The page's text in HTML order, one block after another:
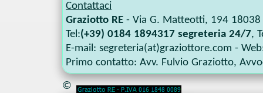
Contattaci
Graziotto RE - Via G. Matteotti, 194 18038
Tel:(+39) 0184 1894317 segreteria 24/7,
E-mail: segreteria(at)graziottore.com -
Primo contatto: Avv. Fulvio Graziotto,
©